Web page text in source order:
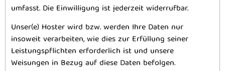
umfasst. Die Einwilligung ist jederzeit widerrufbar.
Unser(e) Hoster wird bzw. werden Ihre Daten nur
insoweit verarbeiten, wie dies zur Erfüllung seiner
Leistungspflichten erforderlich ist und unsere
Weisungen in Bezug auf diese Daten befolgen.